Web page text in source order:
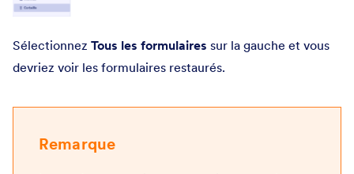
Sélectionnez Tous les formulaires sur la gauche et vous
devriez voir les formulaires restaurés.
Remarque